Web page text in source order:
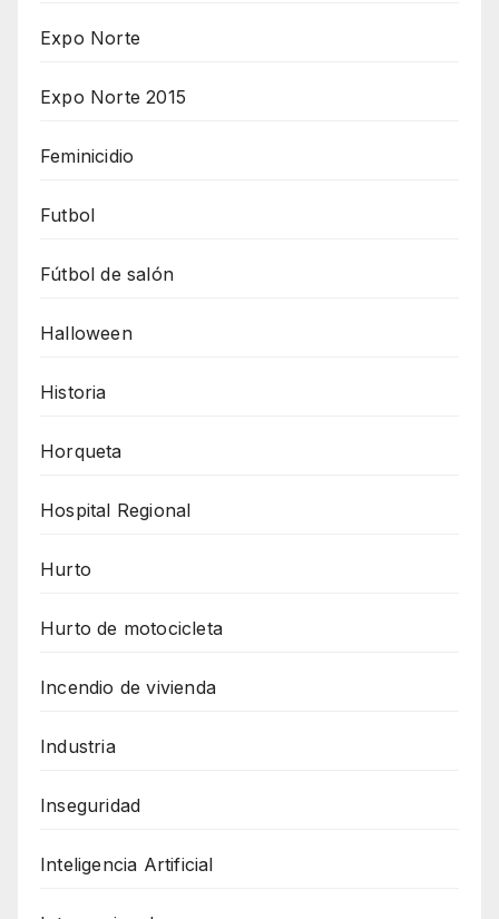
Expo Norte
Expo Norte 2015
Feminicidio
Futbol
Fútbol de salón
Halloween
Historia
Horqueta
Hospital Regional
Hurto
Hurto de motocicleta
Incendio de vivienda
Industria
Inseguridad
Inteligencia Artificial